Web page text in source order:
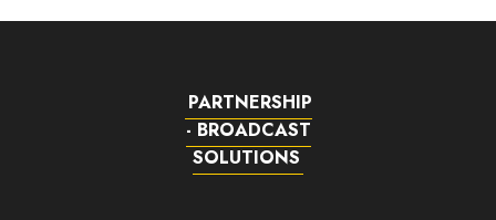
PARTNERSHIP
- BROADCAST
SOLUTIONS